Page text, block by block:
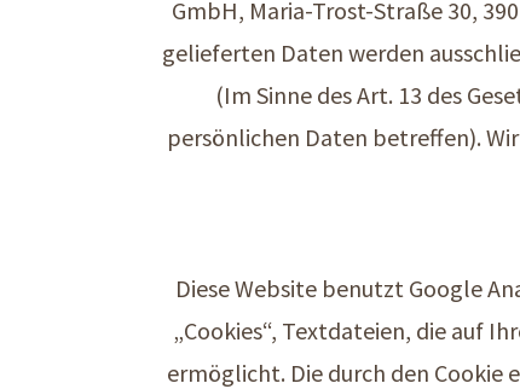
GmbH, Maria-Trost-Straße 30,
gelieferten Daten werden
(Im Sinne des Art. 13 des
persönlichen Daten betreffen).
Diese Website benutzt Google
„Cookies“, Textdateien, die auf
ermöglicht. Die durch den Cookie